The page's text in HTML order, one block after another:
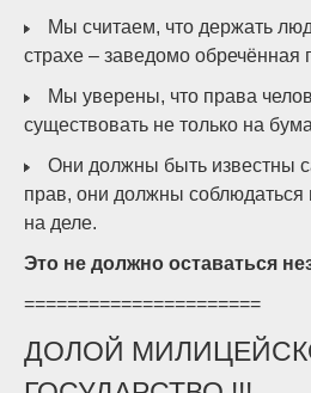
Мы считаем, что держать
страхе – заведомо обречённая
Мы уверены, что права
существовать не только на
Они должны быть известны
прав, они должны соблюдаться
на деле.
Это не должно оставаться
======================
ДОЛОЙ